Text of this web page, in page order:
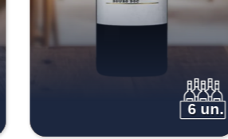
6 un.